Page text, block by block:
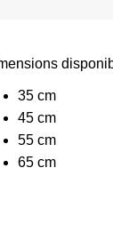
35 cm
45 cm
55 cm
65 cm